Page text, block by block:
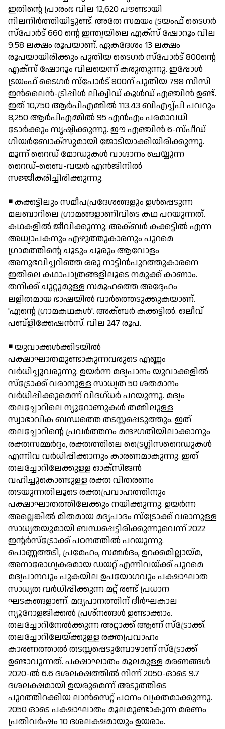
ഇതിന്റെ പ്രാരംഭ വില 12,620 പൗണ്ടായി
നിലനിര്‍ത്തിയിട്ടുണ്ട്. അതേ സമയം ട്രയംഫ് ടൈഗര്‍
സ്‌പോര്‍ട് 660 ന്റെ ഇന്ത്യയിലെ എക്‌സ് ഷോറൂം വില
9.58 ലക്ഷം രൂപയാണ്. ഏകദേശം 13 ലക്ഷം
രൂപയായിരിക്കും പുതിയ ടൈഗര്‍ സ്‌പോര്‍ട് 800ന്റെ
എക്‌സ് ഷോറൂം വിലയെന്ന് കരുതുന്നു. ഇപ്പോള്‍
ട്രയംഫ് ടൈഗര്‍ സ്‌പോര്‍ട് 800ന് പുതിയ 798 സിസി
ഇന്‍ലൈന്‍-ട്രിപ്പിള്‍ ലിക്വിഡ് കൂള്‍ഡ് എഞ്ചിന്‍ ഉണ്ട്.
ഇത് 10,750 ആര്‍പിഎമ്മില്‍ 113.43 ബിഎച്ച്പി പവറും
8,250 ആര്‍പിഎമ്മില്‍ 95 എന്‍എം പരമാവധി
ടോര്‍ക്കും സൃഷ്ടിക്കുന്നു. ഈ എഞ്ചിന്‍ 6-സ്പീഡ്
ഗിയര്‍ബോക്സുമായി ജോടിയാക്കിയിരിക്കുന്നു.
മൂന്ന് റൈഡ് മോഡുകള്‍ വാഗ്ദാനം ചെയ്യുന്ന
റൈഡ്-ബൈ-വയര്‍ എന്‍ജിനില്‍
സജ്ജീകരിച്ചിരിക്കുന്നു.
◾ കക്കട്ടിലും സമീപപ്രദേശങ്ങളും ഉള്‍പ്പെടുന്ന
മലബാറിലെ ഗ്രാമങ്ങളാണിവിടെ കഥ പറയുന്നത്.
കഥകളില്‍ ജീവിക്കുന്നു. അക്ബര്‍ കക്കട്ടില്‍ എന്ന
അധ്യാപകനും എഴുത്തുകാരനും പുറമെ
ഗ്രാമത്തിന്റെ ചൂടും ചൂരും ആവോളം
അനുഭവിച്ചറിഞ്ഞ ഒരു നാട്ടിന്‍പുറത്തുകാരനെ
ഇതിലെ കഥാപാത്രങ്ങളിലൂടെ നമുക്ക് കാണാം.
തനിക്ക് ചുറ്റുമുള്ള സമൂഹത്തെ അദ്ദേഹം
ലളിതമായ ഭാഷയില്‍ വാര്‍ത്തെടുക്കുകയാണ്.
'എന്റെ ഗ്രാമകഥകള്‍'. അക്ബര്‍ കക്കട്ടില്‍. ഒലീവ്
പബ്ളിക്കേഷന്‍സ്. വില 247 രൂപ.
◾ യുവാക്കള്‍ക്കിടയില്‍
പക്ഷാഘാതമുണ്ടാകുന്നവരുടെ എണ്ണം
വര്‍ധിച്ചുവരുന്നു. ഉയര്‍ന്ന മദ്യപാനം യുവാക്കളില്‍
സ്ട്രോക്ക് വരാനുള്ള സാധ്യത 50 ശതമാനം
വര്‍ധിപ്പിക്കുമെന്ന് വിദഗ്ധര്‍ പറയുന്നു. മദ്യം
തലച്ചോറിലെ ന്യൂറോണുകള്‍ തമ്മിലുള്ള
സ്വാഭാവിക ബന്ധത്തെ തടസ്സപ്പെടുത്തും. ഇത്
തലച്ചോറിന്റെ പ്രവര്‍ത്തനം മന്ദ?ഗതിയിലാക്കാനും
രക്തസമ്മര്‍ദ്ദം, രക്തത്തിലെ ട്രൈഗ്ലിസറൈഡുകള്‍
എന്നിവ വര്‍ധിപ്പിക്കാനും കാരണമാകുന്നു. ഇത്
തലച്ചോറിലേക്കുള്ള ഓക്സിജന്‍
വഹിച്ചുകൊണ്ടുള്ള രക്ത വിതരണം
തടയുന്നതിലൂടെ രക്തപ്രവാഹത്തിനും
പക്ഷാഘാതത്തിലേക്കും നയിക്കുന്നു. ഉയര്‍ന്ന
അല്ലെങ്കില്‍ മിതമായ മദ്യപാദം സ്‌ട്രോക്ക് വരാനുള്ള
സാധ്യതയുമായി ബന്ധപ്പെട്ടിരിക്കുന്നുവെന്ന് 2022
ഇന്റര്‍സ്‌ട്രോക്ക് പഠനത്തില്‍ പറയുന്നു.
പൊണ്ണത്തടി, പ്രമേഹം, സമ്മര്‍ദം, ഉറക്കമില്ലായ്മ,
അനാരോഗ്യകരമായ ഡയറ്റ് എന്നിവയ്ക്ക് പുറമെ
മദ്യപാനവും പുകയില ഉപയോഗവും പക്ഷാഘാത
സാധ്യത വര്‍ധിപ്പിക്കുന്ന മറ്റ് രണ്ട് പ്രധാന
ഘടകങ്ങളാണ്. മദ്യപാനത്തിന് ദീര്‍ഘകാല
ന്യൂറോളജിക്കല്‍ പ്രശ്‌നങ്ങള്‍ ഉണ്ടാക്കാം.
തലച്ചോറിനേല്‍ക്കുന്ന അറ്റാക്ക് ആണ് സ്‌ട്രോക്ക്.
തലച്ചോറിലേയ്ക്കുള്ള രക്തപ്രവാഹം
കാരണത്താല്‍ തടസ്സപ്പെടുമ്പോഴാണ് സ്‌ട്രോക്ക്
ഉണ്ടാവുന്നത്. പക്ഷാഘാതം മൂലമുള്ള മരണങ്ങള്‍
2020-ല്‍ 6.6 ദശലക്ഷത്തില്‍ നിന്ന് 2050-ഓടെ 9.7
ദശലക്ഷമായി ഉയരുമെന്ന് അടുത്തിടെ
പുറത്തിറക്കിയ ലാന്‍സെറ്റ് പഠനം വ്യക്തമാക്കുന്നു.
2050 ഓടെ പക്ഷാഘാതം മൂലമുണ്ടാകുന്ന മരണം
പ്രതിവര്‍ഷം 10 ദശലക്ഷമായും ഉയരാം.